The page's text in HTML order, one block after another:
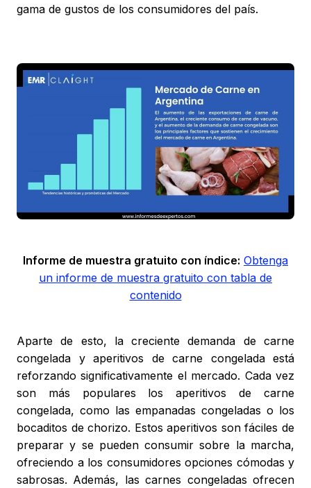
gama de gustos de los consumidores del país.
Informe de muestra gratuito con índice: Obtenga
un informe de muestra gratuito con tabla de
contenido
Aparte de esto, la creciente demanda de carne
congelada y aperitivos de carne congelada está
reforzando significativamente el mercado. Cada vez
son más populares los aperitivos de carne
congelada, como las empanadas congeladas o los
bocaditos de chorizo. Estos aperitivos son fáciles de
preparar y se pueden consumir sobre la marcha,
ofreciendo a los consumidores opciones cómodas y
sabrosas. Además, las carnes congeladas ofrecen